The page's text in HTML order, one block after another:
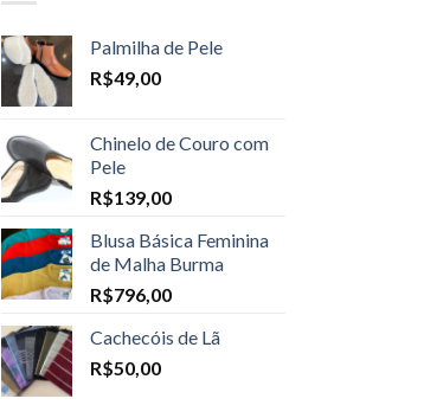
Palmilha de Pele
R$49,00
Chinelo de Couro com
Pele
R$139,00
Blusa Básica Feminina
de Malha Burma
R$796,00
Cachecóis de Lã
R$50,00